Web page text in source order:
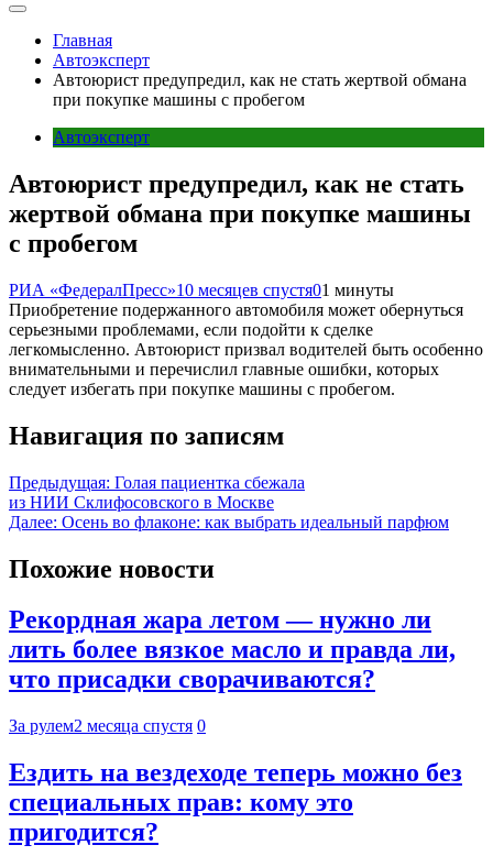
Главная
Автоэксперт
Автоюрист предупредил, как не стать жертвой обмана
при покупке машины с пробегом
Автоэксперт
Автоюрист предупредил, как не стать
жертвой обмана при покупке машины
с пробегом
РИА «ФедералПресс»10 месяцев спустя01 минуты
Приобретение подержанного автомобиля может обернуться
серьезными проблемами, если подойти к сделке
легкомысленно. Автоюрист призвал водителей быть особенно
внимательными и перечислил главные ошибки, которых
следует избегать при покупке машины с пробегом.
Навигация по записям
Предыдущая: Голая пациентка сбежала
из НИИ Склифосовского в Москве
Далее: Осень во флаконе: как выбрать идеальный парфюм
Похожие новости
Рекордная жара летом — нужно ли
лить более вязкое масло и правда ли,
что присадки сворачиваются?
За рулем2 месяца спустя 0
Ездить на вездеходе теперь можно без
специальных прав: кому это
пригодится?